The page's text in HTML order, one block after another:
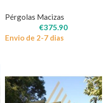
Pérgolas Macizas
€375.90
Envio de 2-7 dias